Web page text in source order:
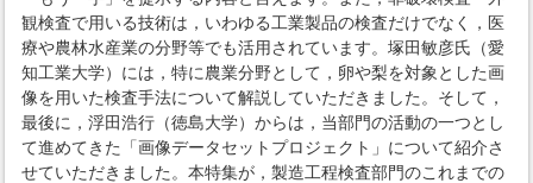
観検査で用いる技術は，いわゆる工業製品の検査だけでなく，医
療や農林水産業の分野等でも活用されています。塚田敏彦氏（愛
知工業大学）には，特に農業分野として，卵や梨を対象とした画
像を用いた検査手法について解説していただきました。そして，
最後に，浮田浩行（徳島大学）からは，当部門の活動の一つとし
て進めてきた「画像データセットプロジェクト」について紹介さ
せていただきました。本特集が，製造工程検査部門のこれまでの